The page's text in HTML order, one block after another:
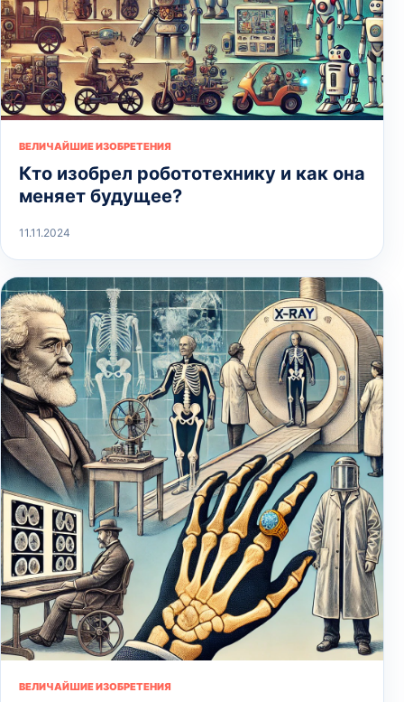
ВЕЛИЧАЙШИЕ ИЗОБРЕТЕНИЯ
Кто изобрел робототехнику и как она
меняет будущее?
11.11.2024
ВЕЛИЧАЙШИЕ ИЗОБРЕТЕНИЯ